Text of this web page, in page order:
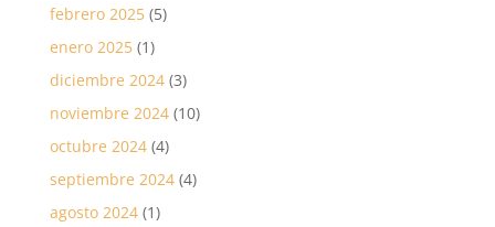
febrero 2025(5)
enero 2025(1)
diciembre 2024(3)
noviembre 2024(10)
octubre 2024(4)
septiembre 2024(4)
agosto 2024(1)